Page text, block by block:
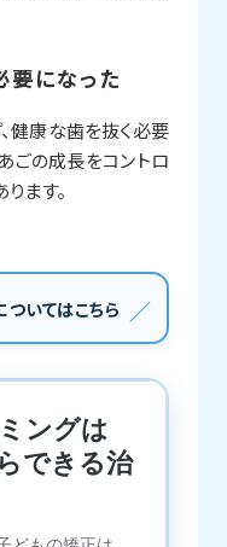
になった
健康な歯を抜く必要
ごの成長をコントロ
ます。
いてはこちら